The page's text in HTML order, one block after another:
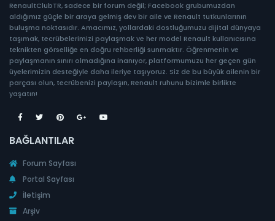
RenaultClubTR, sadece bir forum değil; Facebook grubumuzdan
aldığımız güçle bir araya gelmiş dev bir aile ve Renault tutkunlarının
buluşma noktasıdır. Amacımız, yollardaki dostluğumuzu dijital dünyaya
taşımak, tecrübelerimizi paylaşmak ve her model Renault kullanıcısına
teknikten görselliğe en doğru rehberliği sunmaktır. Öğrenmenin ve
paylaşmanın sınırı olmadığına inanıyor, platformumuzu her geçen gün
üyelerimizin desteğiyle daha ileriye taşıyoruz. Siz de bu büyük ailenin bir
parçası olun, tecrübenizi paylaşın, Renault ruhunu bizimle birlikte
yaşatın!
BAĞLANTILAR
Forum Sayfası
Portal Sayfası
İletişim
Arşiv